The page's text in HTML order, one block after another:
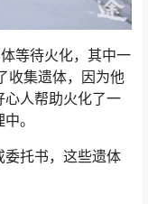
等待火化，其中一
收集遗体，因为他
人帮助火化了一
。
托书，这些遗体